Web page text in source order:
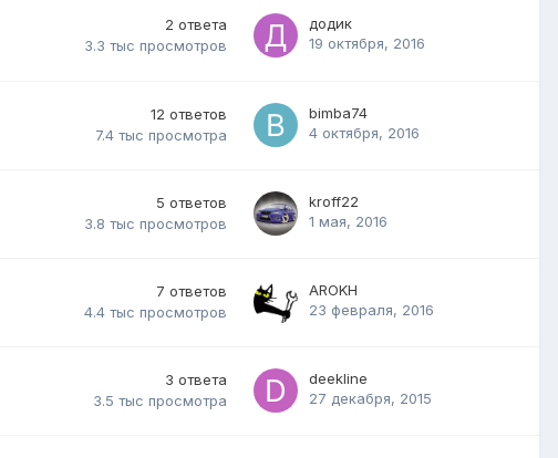
2 ответа
3.3 тыс просмотров
додик
19 октября, 2016
12 ответов
7.4 тыс просмотра
bimba74
4 октября, 2016
5 ответов
3.8 тыс просмотров
kroff22
1 мая, 2016
7 ответов
4.4 тыс просмотров
AROKH
23 февраля, 2016
3 ответа
3.5 тыс просмотра
deekline
27 декабря, 2015